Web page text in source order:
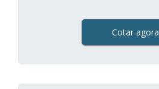
Cotar agora